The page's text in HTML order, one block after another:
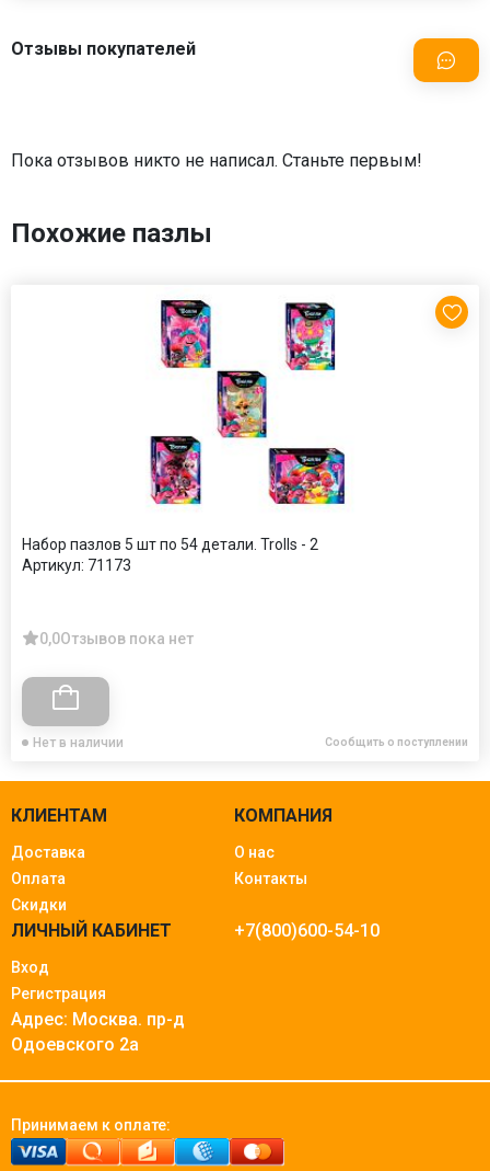
Отзывы покупателей
Пока отзывов никто не написал. Станьте первым!
Похожие пазлы
Набор пазлов 5 шт по 54 детали. Trolls - 2
Артикул: 71173
0,0Отзывов пока нет
Нет в наличии Сообщить о поступлении
КЛИЕНТАМ
Доставка
Оплата
Скидки
КОМПАНИЯ
О нас
Контакты
ЛИЧНЫЙ КАБИНЕТ
Вход
Регистрация
+7(800)600-54-10
Адрес: Москва. пр-д
Одоевского 2а
Принимаем к оплате: